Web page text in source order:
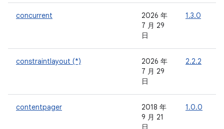
concurrent
2026 年
7 月 29
日
1.3.0
constraintlayout (*)
2026 年
7 月 29
日
2.2.2
contentpager
2018 年
9 月 21
日
1.0.0